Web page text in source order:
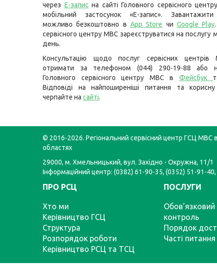
через Е-запис на сайті Головного сервісного
мобільний застосунок «Е-запис». Завантажити
можливо безкоштовно в App Store чи Google Play
сервісного центру МВС зареєструватися на послугу
день.
Консультацію щодо послуг сервісних
отримати за телефоном (044) 290-19-88 або
Головного сервісного центру МВС в Фейсбук
Відповіді на найпоширеніші питання та
черпайте на сайті.
© 2016-2026. Регіональний сервісний центр ГСЦ МВС
областях
29000, м. Хмельницький, вул. Західно - Окружна, 11/1
Інформаційний центр: (0382) 61-90-35, (0352) 51-91-
ПРО РСЦ
Хто ми
Керівництво ГСЦ
Структура
Розпорядок роботи
Керівництво РСЦ та ТСЦ
ПОСЛУГИ
Обов’язковий
контроль
Порядок
Часті питання